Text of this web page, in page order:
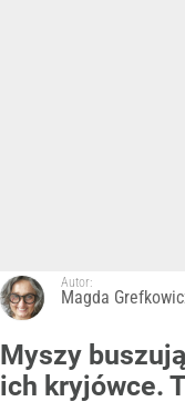
Autor:
Magda
Myszy
ich kryjówce.